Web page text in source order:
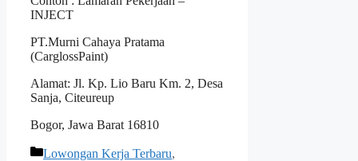
INJECT
PT.Murni Cahaya Pratama
(CarglossPaint)
Alamat: Jl. Kp. Lio Baru Km. 2, Desa
Sanja, Citeureup
Bogor, Jawa Barat 16810
Kategori
Lowongan Kerja Terbaru,